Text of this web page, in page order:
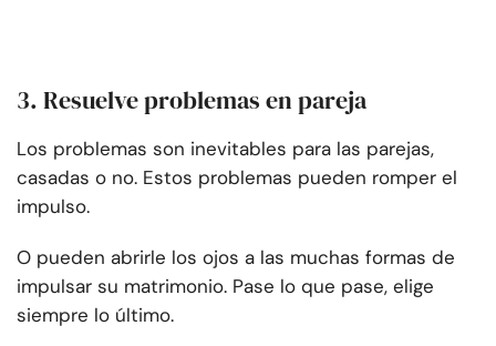
3. Resuelve problemas en pareja
Los problemas son inevitables para las parejas,
casadas o no. Estos problemas pueden romper el
impulso.
O pueden abrirle los ojos a las muchas formas de
impulsar su matrimonio. Pase lo que pase, elige
siempre lo último.